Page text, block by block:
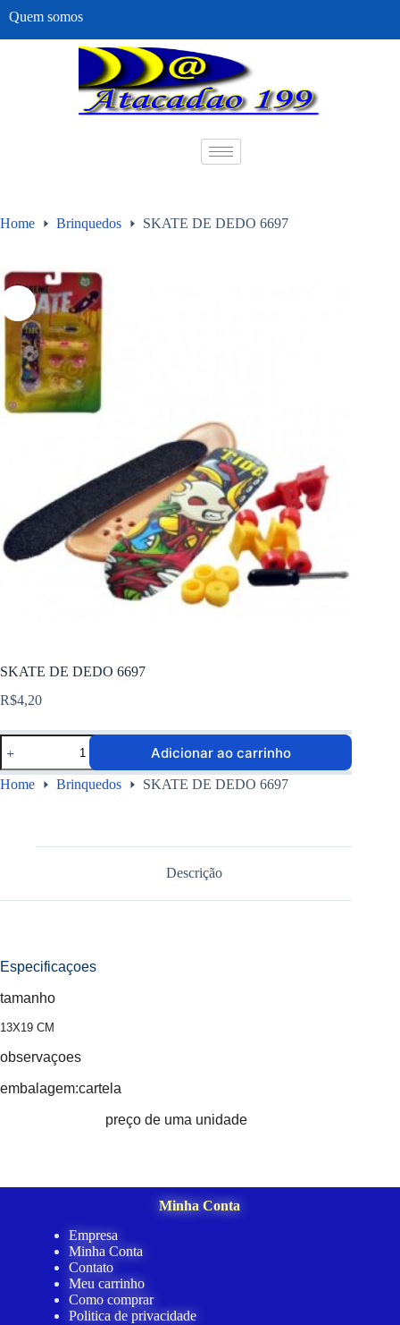
Quem somos
Home Brinquedos SKATE DE DEDO 6697
SKATE DE DEDO 6697
R$4,20
Adicionar ao carrinho
Home Brinquedos SKATE DE DEDO 6697
Descrição
Especificaçoes
tamanho
13X19 CM
observaçoes
embalagem:cartela
preço de uma unidade
Minha Conta
Empresa
Minha Conta
Contato
Meu carrinho
Como comprar
Politica de privacidade